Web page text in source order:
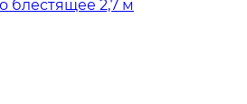
блестящее 2,7 м